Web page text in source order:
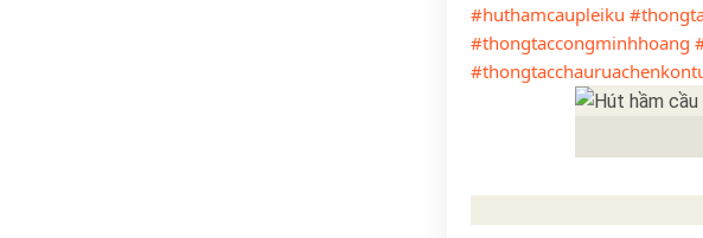
#huthamcaupleiku
#thongtaccongminhhoang